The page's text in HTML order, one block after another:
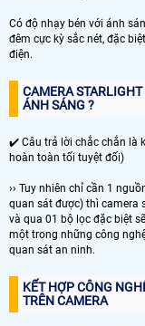
Có độ nhạy bén với ánh
đêm cực kỳ sắc nét, đặc
điện.
CAMERA
ÁNH SÁNG ?
✔️ Câu trả lời chắc chắn là
hoàn toàn tối tuyệt đối)
›› Tuy nhiên chỉ cần 1
quan sát được) thì camera
và qua 01 bộ lọc đặc biệt
một trong những công
quan sát an ninh.
KẾT HỢP CÔNG
TRÊN CAMERA